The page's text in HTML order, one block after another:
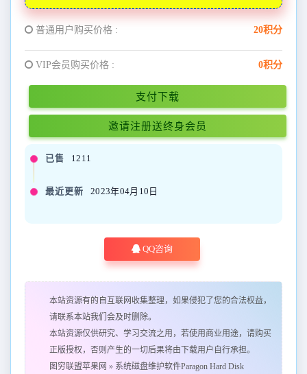
普通用户购买价格 : 20积分
VIP会员购买价格 : 0积分
支付下载
邀请注册送终身会员
已售 1211
最近更新 2023年04月10日
QQ咨询
本站资源有的自互联网收集整理，如果侵犯了您的合法权益，
请联系本站我们会及时删除。
本站资源仅供研究、学习交流之用，若使用商业用途，请购买
正版授权，否则产生的一切后果将由下载用户自行承担。
图穷联盟苹果网 » 系统磁盘维护软件Paragon Hard Disk